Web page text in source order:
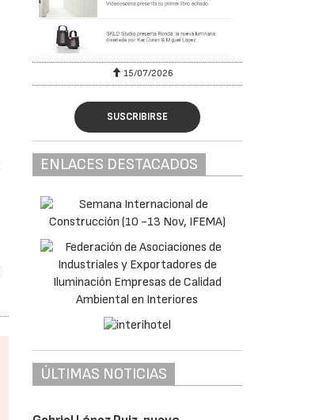
15/07/2026
SUSCRIBIRSE
ENLACES DESTACADOS
ÚLTIMAS NOTICIAS